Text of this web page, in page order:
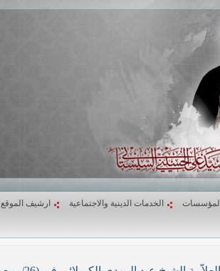
الخدمات الدينية والاجتماعية ارشيف الموقع